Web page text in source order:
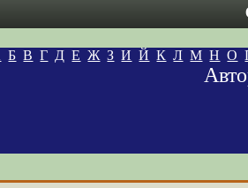
Б В Г Д Е Ж З И Й К Л М Н О